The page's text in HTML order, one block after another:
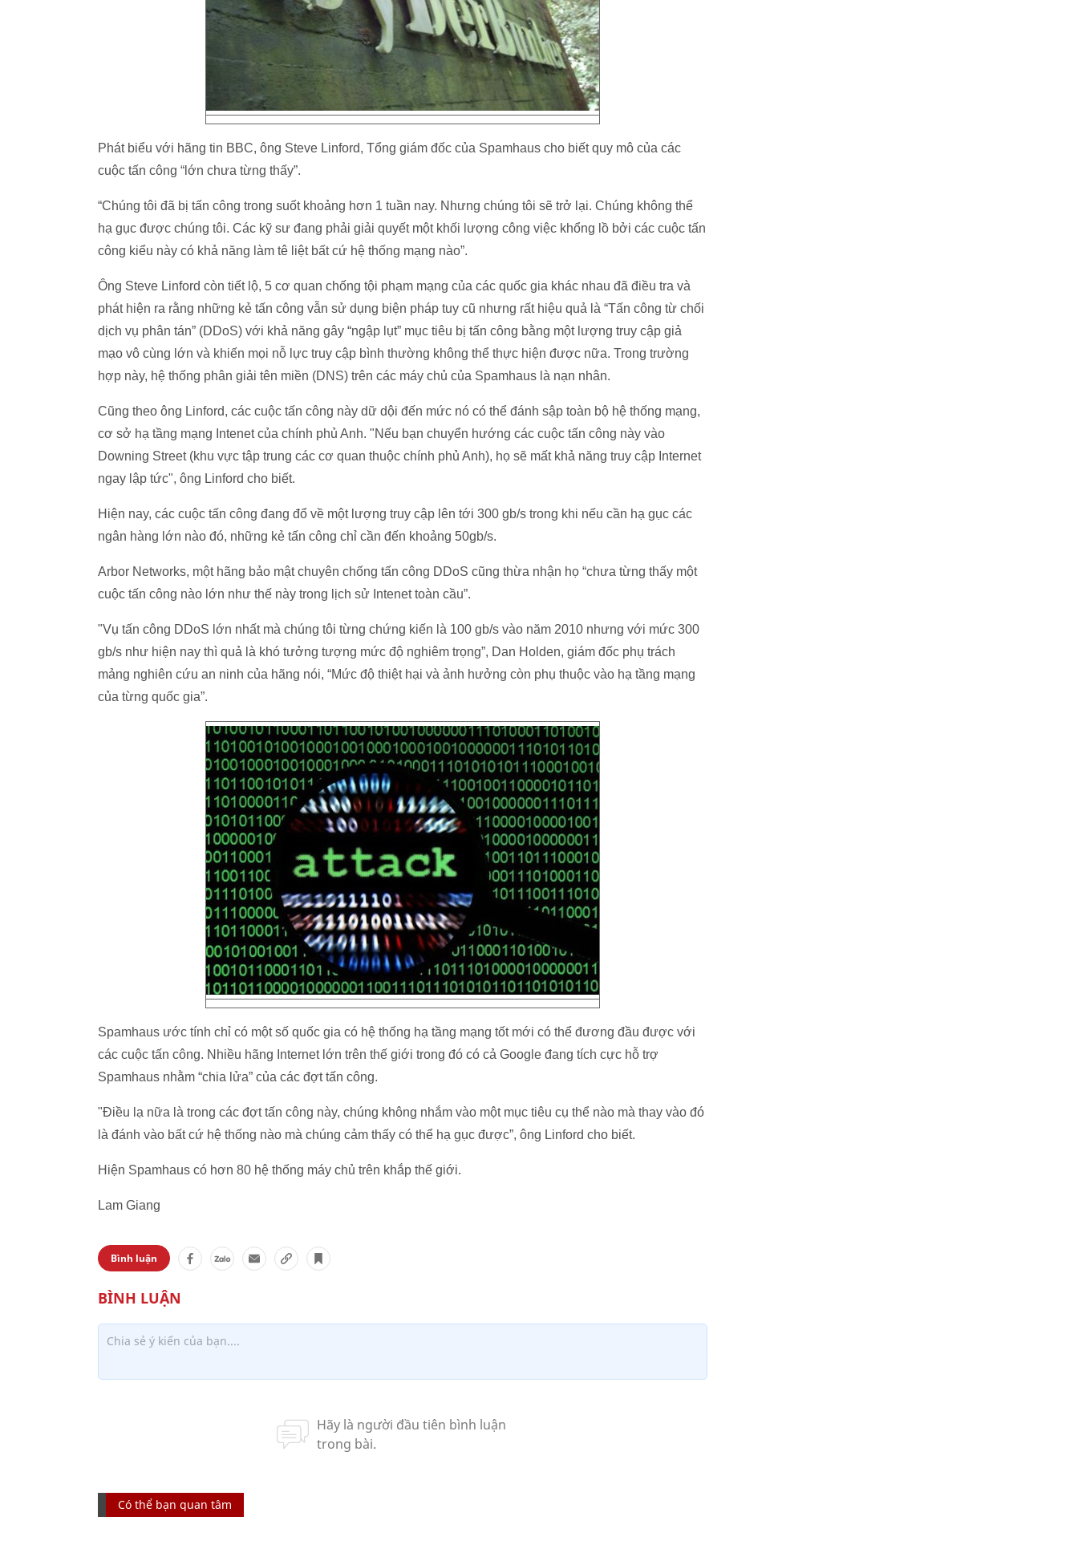
Phát biểu với hãng tin BBC, ông Steve Linford, Tổng giám đốc của Spamhaus cho biết quy mô của các
cuộc tấn công “lớn chưa từng thấy”.
“Chúng tôi đã bị tấn công trong suốt khoảng hơn 1 tuần nay. Nhưng chúng tôi sẽ trở lại. Chúng không thể
hạ gục được chúng tôi. Các kỹ sư đang phải giải quyết một khối lượng công việc khổng lồ bởi các cuộc tấn
công kiểu này có khả năng làm tê liệt bất cứ hệ thống mạng nào”.
Ông Steve Linford còn tiết lộ, 5 cơ quan chống tội phạm mạng của các quốc gia khác nhau đã điều tra và
phát hiện ra rằng những kẻ tấn công vẫn sử dụng biện pháp tuy cũ nhưng rất hiệu quả là “Tấn công từ chối
dịch vụ phân tán” (DDoS) với khả năng gây “ngập lụt” mục tiêu bị tấn công bằng một lượng truy cập giả
mạo vô cùng lớn và khiến mọi nỗ lực truy cập bình thường không thể thực hiện được nữa. Trong trường
hợp này, hệ thống phân giải tên miền (DNS) trên các máy chủ của Spamhaus là nạn nhân.
Cũng theo ông Linford, các cuộc tấn công này dữ dội đến mức nó có thể đánh sập toàn bộ hệ thống mạng,
cơ sở hạ tầng mạng Intenet của chính phủ Anh. "Nếu bạn chuyển hướng các cuộc tấn công này vào
Downing Street (khu vực tập trung các cơ quan thuộc chính phủ Anh), họ sẽ mất khả năng truy cập Internet
ngay lập tức", ông Linford cho biết.
Hiện nay, các cuộc tấn công đang đổ về một lượng truy cập lên tới 300 gb/s trong khi nếu cần hạ gục các
ngân hàng lớn nào đó, những kẻ tấn công chỉ cần đến khoảng 50gb/s.
Arbor Networks, một hãng bảo mật chuyên chống tấn công DDoS cũng thừa nhận họ “chưa từng thấy một
cuộc tấn công nào lớn như thế này trong lịch sử Intenet toàn cầu”.
"Vụ tấn công DDoS lớn nhất mà chúng tôi từng chứng kiến là 100 gb/s vào năm 2010 nhưng với mức 300
gb/s như hiện nay thì quả là khó tưởng tượng mức độ nghiêm trọng”, Dan Holden, giám đốc phụ trách
mảng nghiên cứu an ninh của hãng nói, “Mức độ thiệt hại và ảnh hưởng còn phụ thuộc vào hạ tầng mạng
của từng quốc gia”.
Spamhaus ước tính chỉ có một số quốc gia có hệ thống hạ tầng mạng tốt mới có thể đương đầu được với
các cuộc tấn công. Nhiều hãng Internet lớn trên thế giới trong đó có cả Google đang tích cực hỗ trợ
Spamhaus nhằm “chia lửa” của các đợt tấn công.
"Điều lạ nữa là trong các đợt tấn công này, chúng không nhắm vào một mục tiêu cụ thể nào mà thay vào đó
là đánh vào bất cứ hệ thống nào mà chúng cảm thấy có thể hạ gục được”, ông Linford cho biết.
Hiện Spamhaus có hơn 80 hệ thống máy chủ trên khắp thế giới.
Lam Giang
Bình luận
Có thể bạn quan tâm